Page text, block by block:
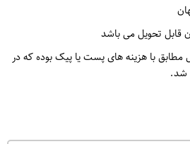
قابل تحویل می باشد
مطابق با هزینه های پست یا پیک بوده که در
شد.